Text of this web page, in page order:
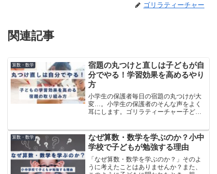
ゴリラティーチャー
関連記事
算数・数学
宿題の丸つけと直しは子どもが自
分でやる！学習効果を高めるやり
方
小学生の保護者毎日の宿題の丸つけが大
変…。小学生の保護者のそんな声をよく
耳にします。ゴリラティーチャー子ども
オススメです。宿題の丸つけと直しを子
どもが自分ですることで、...
算数・数学
なぜ算数・数学を学ぶのか？小中
学校で子どもが勉強する理由
「なぜ算数・数学を学ぶのか？」そのよ
うに考えたことはありませんか？また、